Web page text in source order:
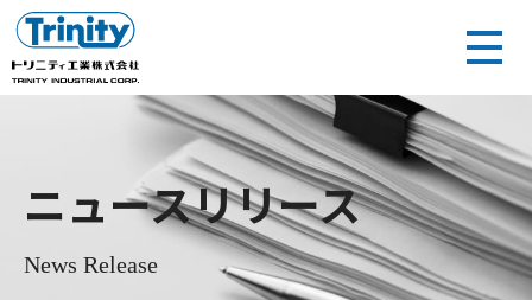
ニュースリリース
News Release